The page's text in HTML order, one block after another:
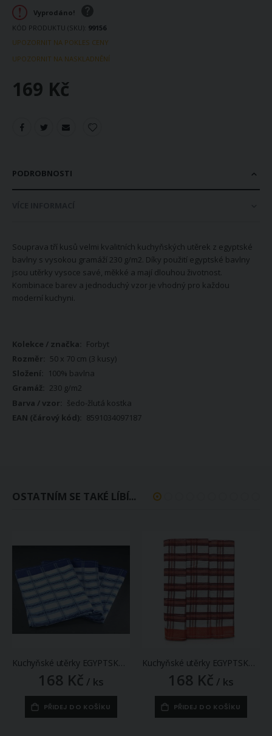
Vyprodáno!
KÓD PRODUKTU (SKU) 99156
UPOZORNIT NA POKLES CENY
UPOZORNIT NA NASKLADNĚNÍ
169 Kč
PODROBNOSTI
Souprava tří kusů velmi kvalitních kuchyňských utěrek z egyptské
bavlny s vysokou gramáží 230 g/m2. Díky použití egyptské bavlny
jsou utěrky vysoce savé, měkké a mají dlouhou životnost.
Kombinace barev a jednoduchý vzor je vhodný pro každou
moderní kuchyni.
Více
informací
Forbyt
50 x 70 cm (3 kusy)
100% bavlna
230 g/m2
šedo-žlutá kostka
8591034097187
OSTATNÍM SE TAKÉ LÍBÍ...
Kuchyňské utěrky EGYPTSKÁ BAVLNA 18, modré střední káro, 3 kusy, 50x70cm
168 Kč / ks
PŘIDEJ DO KOŠÍKU
Kuchyňské utěrky EGYPTSKÁ BAVLNA 19, lososové střední káro, 3 kusy, 50x70cm
168 Kč / ks
PŘIDEJ DO KOŠÍKU